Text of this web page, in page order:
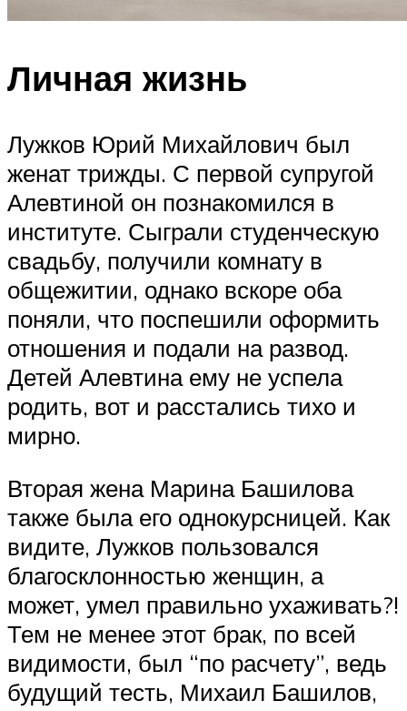
Личная жизнь
Лужков Юрий Михайлович был
женат трижды. С первой супругой
Алевтиной он познакомился в
институте. Сыграли студенческую
свадьбу, получили комнату в
общежитии, однако вскоре оба
поняли, что поспешили оформить
отношения и подали на развод.
Детей Алевтина ему не успела
родить, вот и расстались тихо и
мирно.
Вторая жена Марина Башилова
также была его однокурсницей. Как
видите, Лужков пользовался
благосклонностью женщин, а
может, умел правильно ухаживать?!
Тем не менее этот брак, по всей
видимости, был “по расчету”, ведь
будущий тесть, Михаил Башилов,